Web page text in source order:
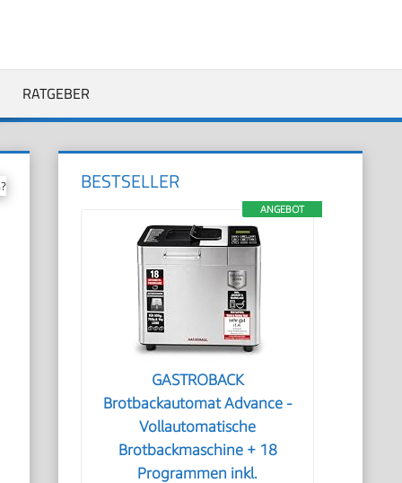
RATGEBER
BESTSELLER
ANGEBOT
GASTROBACK
Brotbackautomat Advance -
Vollautomatische
Brotbackmaschine + 18
Programmen inkl.